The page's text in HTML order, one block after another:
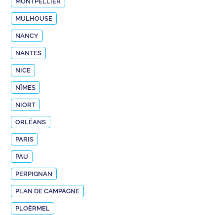
MULHOUSE
NANCY
NANTES
NICE
NÎMES
NIORT
ORLÉANS
PARIS
PAU
PERPIGNAN
PLAN DE CAMPAGNE
PLOËRMEL